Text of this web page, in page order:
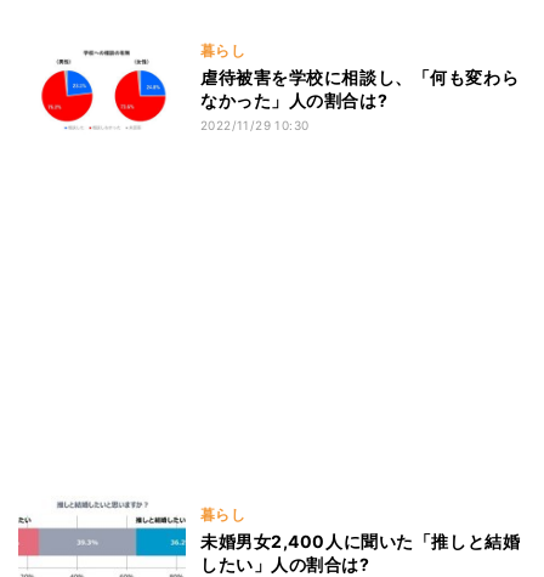
暮らし
虐待被害を学校に相談し、「何も変わら
なかった」人の割合は?
2022/11/29 10:30
暮らし
未婚男女2,400人に聞いた「推しと結婚
したい」人の割合は?